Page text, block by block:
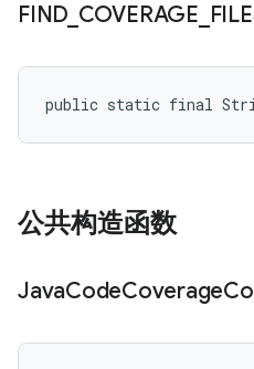
FIND COVERAGE
public static final String
公共构造函数
JavaCodeCoverage